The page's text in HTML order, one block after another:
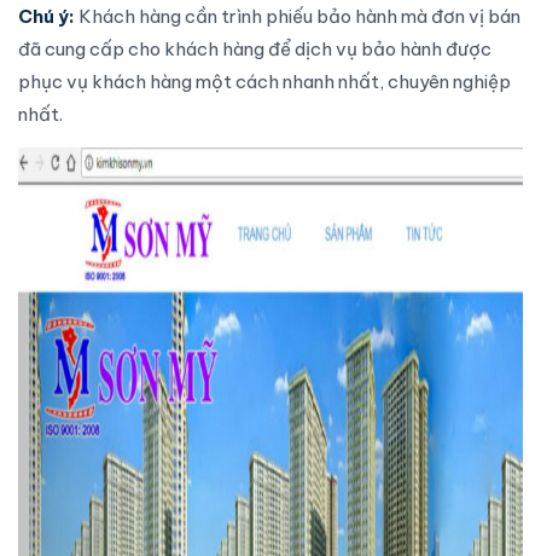
Chú ý: Khách hàng cần trình phiếu bảo hành mà đơn vị bán
đã cung cấp cho khách hàng để dịch vụ bảo hành được
phục vụ khách hàng một cách nhanh nhất, chuyên nghiệp
nhất.